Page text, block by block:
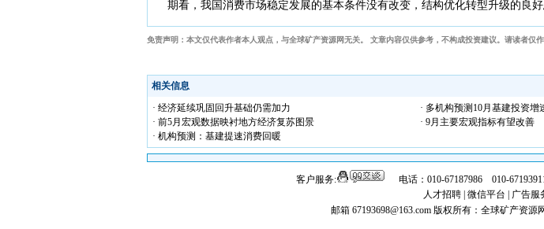
期看，我国消费市场稳定发展的基本条件没有改变，结构优化转型升级的良好
免责声明：本文仅代表作者本人观点，与全球矿产资源网无关。 文章内容仅供参考，不构成投资建议。请读者仅
相关信息
· 经济延续巩固回升基础仍需加力
· 多机构预测10月基建投资增
· 前5月宏观数据映衬地方经济复苏图景
· 9月主要宏观指标有望改善
· 机构预测：基建提速消费回暖
客户服务:
电话：010-67187986 010-
人才招聘 微信平台 广告服
邮箱 67193698@163.com 版权所有：全球矿产资源